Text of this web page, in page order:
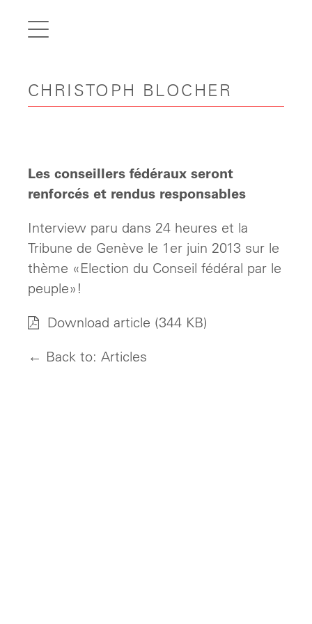
CHRISTOPH BLOCHER
en
Home
Videos
Gallery
Carreer
Contact
Les conseillers fédéraux seront
renforcés et rendus responsables
Interview paru dans 24 heures et la
Tribune de Genève le 1er juin 2013 sur le
thème «Election du Conseil fédéral par le
peuple»!
Download article (344 KB)
← Back to: Articles